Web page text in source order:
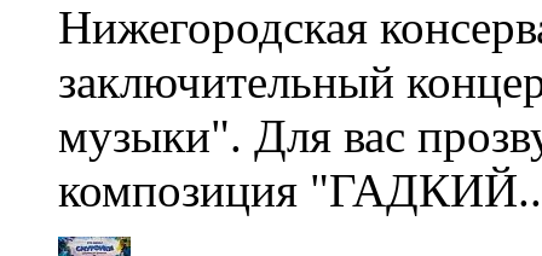
Нижегородская
заключительный
музыки". Для вас
композиция